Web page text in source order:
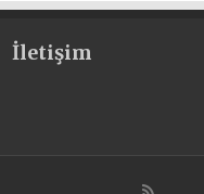
İletişim